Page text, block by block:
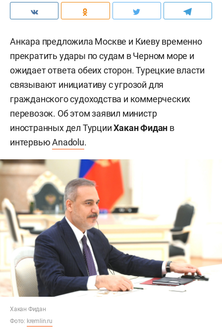
Анкара предложила Москве и Киеву временно
прекратить удары по судам в Черном море и
ожидает ответа обеих сторон. Турецкие власти
связывают инициативу с угрозой для
гражданского судоходства и коммерческих
перевозок. Об этом заявил министр
иностранных дел ТурцииХакан Фидан в
интервьюAnadolu.
Хакан Фидан
Фото: kremlin.ru